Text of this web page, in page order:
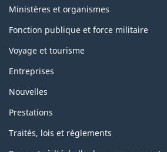
Ministères et organismes
Fonction publique et force militaire
Voyage et tourisme
Entreprises
Nouvelles
Prestations
Traités, lois et règlements